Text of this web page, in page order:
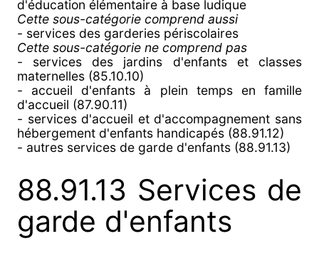
d'éducation élémentaire à base ludique
Cette sous-catégorie comprend aussi
- services des garderies périscolaires
Cette sous-catégorie ne comprend pas
- services des jardins d'enfants et classes
maternelles (85.10.10)
- accueil d'enfants à plein temps en famille
d'accueil (87.90.11)
- services d'accueil et d'accompagnement sans
hébergement d'enfants handicapés (88.91.12)
- autres services de garde d'enfants (88.91.13)
88.91.13 Services de
garde d'enfants